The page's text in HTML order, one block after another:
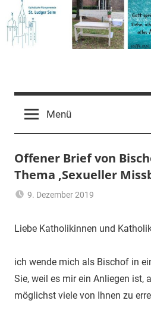
Inhalt
springen
St.
Ludger
Selm
Menü
Offener Brief von
Thema ‚Sexueller
9. Dezember 2019
Temme
Liebe Katholikinnen und
ich wende mich als Bischof in
Sie, weil es mir ein Anliegen ist,
möglichst viele von Ihnen zu